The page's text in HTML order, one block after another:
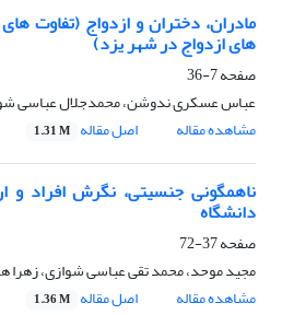
مادران، دختران و ازدواج (تفاوت
های ازدواج در شهر یزد)
صفحه7-36
عباس عسکری ندوشن، محمدجلال عباسی
مشاهده مقاله
اصل مقاله 1.31 M
ناهمگونی جنسیتی، نگرش افراد و
دانشگاه
صفحه37-72
مجید موحد، محمد تقی عباسی شوازی، زهرا
مشاهده مقاله
اصل مقاله 1.36 M